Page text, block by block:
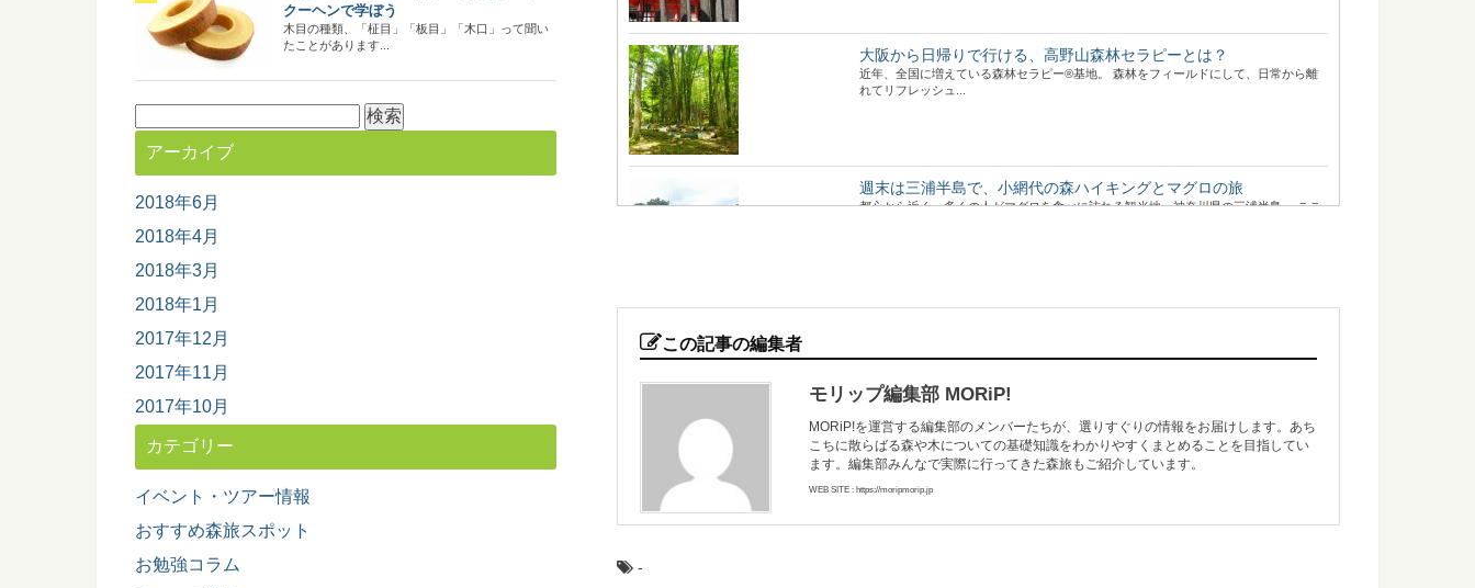
大阪から日帰りで行ける、高野山森林セラピーとは？
近年、全国に増えている森林セラピー®基地。 森林をフィールドにして、日常から離
れてリフレッシュ...
週末は三浦半島で、小網代の森ハイキングとマグロの旅
都心から近く、多くの人がマグロを食べに訪れる観光地、神奈川県の三浦半島。 ここ
マニアックな響き...
椿の森と火山の絶景！伊豆大島の見どころまとめ
東京から高速船に乗れば2時間足らずで行ける離島、伊豆大島。 火山に温泉、美味し
い海の幸など、椿...
この記事の編集者
モリップ編集部 MORiP!
MORiP!を運営する編集部のメンバーたちが、選りすぐりの情報をお届けします。あち
こちに散らばる森や木についての基礎知識をわかりやすくまとめることを目指してい
ます。編集部みんなで実際に行ってきた森旅もご紹介しています。
WEB SITE : https://moripmorip.jp
-
クーヘンで学ぼう
木目の種類、「柾目」「板目」「木口」って聞い
たことがあります...
索:
アーカイブ
2018年6月
2018年4月
2018年3月
2018年1月
2017年12月
2017年11月
2017年10月
カテゴリー
イベント・ツアー情報
おすすめ森旅スポット
お勉強コラム